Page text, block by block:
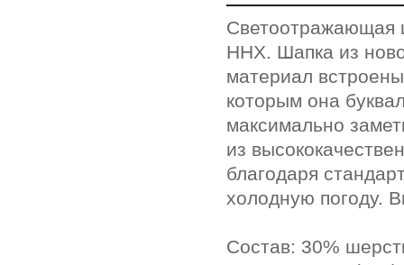
Светоотражающая
ННХ. Шапка из
материал
которым она
максимально
из
благодаря
холодную погоду.
Состав: 30%